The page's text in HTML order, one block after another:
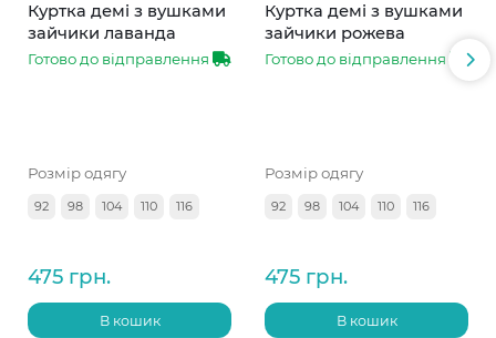
Куртка демі з вушками
зайчики лаванда
Готово до відправлення
Розмір одягу
92 98 104 110 116
475 грн.
В кошик
Куртка демі з вушками
зайчики рожева
Готово до відправлення
Розмір одягу
92 98 104 110 116
475 грн.
В кошик